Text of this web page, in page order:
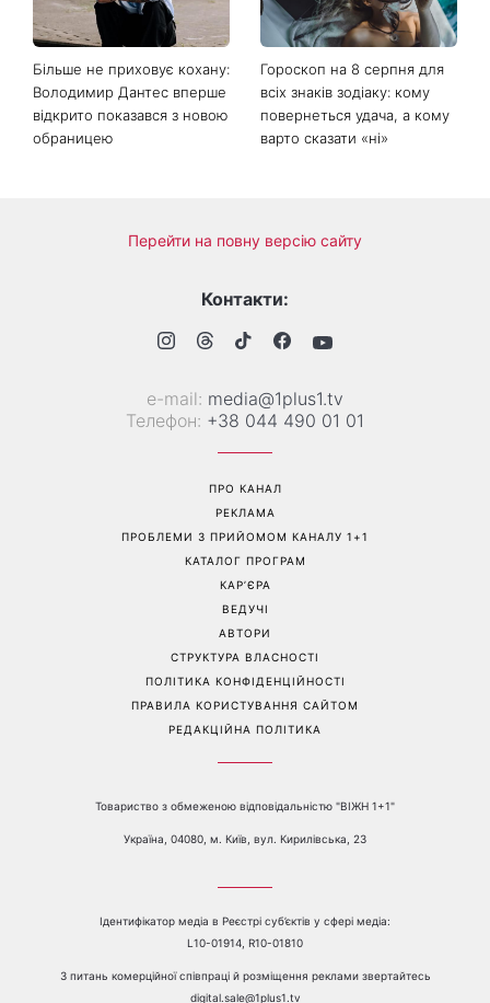
Більше не приховує кохану:
Володимир Дантес вперше
відкрито показався з новою
обраницею
Гороскоп на 8 серпня для
всіх знаків зодіаку: кому
повернеться удача, а кому
варто сказати «ні»
Перейти на повну версію сайту
Контакти:
е-mail: media@1plus1.tv
Телефон: +38 044 490 01 01
ПРО КАНАЛ
РЕКЛАМА
ПРОБЛЕМИ З ПРИЙОМОМ КАНАЛУ 1+1
КАТАЛОГ ПРОГРАМ
КАР’ЄРА
ВЕДУЧІ
АВТОРИ
СТРУКТУРА ВЛАСНОСТІ
ПОЛІТИКА КОНФІДЕНЦІЙНОСТІ
ПРАВИЛА КОРИСТУВАННЯ САЙТОМ
РЕДАКЦІЙНА ПОЛІТИКА
Товариство з обмеженою відповідальністю "ВІЖН 1+1"
Україна, 04080, м. Київ, вул. Кирилівська, 23
Ідентифікатор медіа в Реєстрі суб’єктів у сфері медіа:
L10-01914, R10-01810
З питань комерційної співпраці й розміщення реклами звертайтесь
digital.sale@1plus1.tv